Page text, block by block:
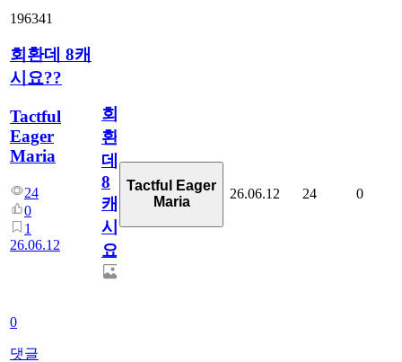
196341
회환데 8캐
시요??
Tactful
Eager
Maria
24
0
1
26.06.12
0
댓글
회
환
데
8
캐
시
요??
Tactful Eager
Maria
26.06.12 24 0